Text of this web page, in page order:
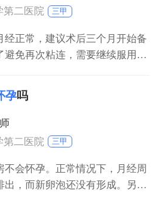
第二医院
三甲
经正常，建议术后三个月开始备
避免再次粘连，需要继续服用药
出，在术后不足三个月备孕怀孕
流产风险也比较大。
孕吗
第二医院
三甲
会怀孕。正常情况下，月经周
出，而新卵泡还没有形成。另